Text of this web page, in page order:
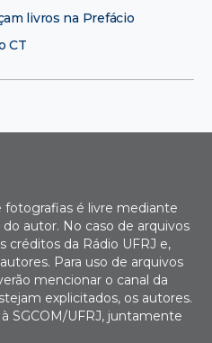
livros na Prefácio
CT
é livre mediante
autor. No caso de arquivos
créditos da Rádio UFRJ e,
Para uso de arquivos
mencionar o canal da
explicitados, os autores.
SGCOM/UFRJ, juntamente